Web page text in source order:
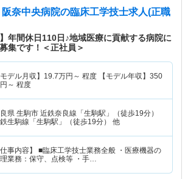
奈中央病院の臨床工学技士求人(正職
年間休日110日♪地域医療に貢献する病院に
集です！＜正社員＞
モデル月収】 19.7万円～ 程度 【モデル年収】 350
～ 程度
県 生駒市 近鉄奈良線「生駒駅」（徒歩19分）
生駒線「生駒駅」（徒歩19分） 他
仕事内容】 ■臨床工学技士業務全般 ・医療機器の
業務：保守、点検等 ・手…